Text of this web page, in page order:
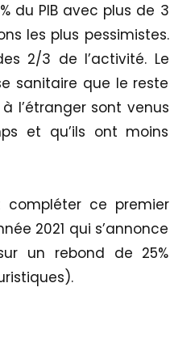
du PIB avec plus de 3
les plus pessimistes.
2/3 de l’activité. Le
sanitaire que le reste
l’étranger sont venus
et qu’ils ont moins
compléter ce premier
2021 qui s’annonce
un rebond de 25%